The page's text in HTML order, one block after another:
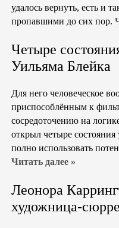
удалось вернуть, есть и
пропавшими до сих пор.
Четыре
Уильяма Блейка
Для него человеческое
приспособлённым к
сосредоточению на
открыл четыре
полно использовать
Читать далее »
Леонора
художница-